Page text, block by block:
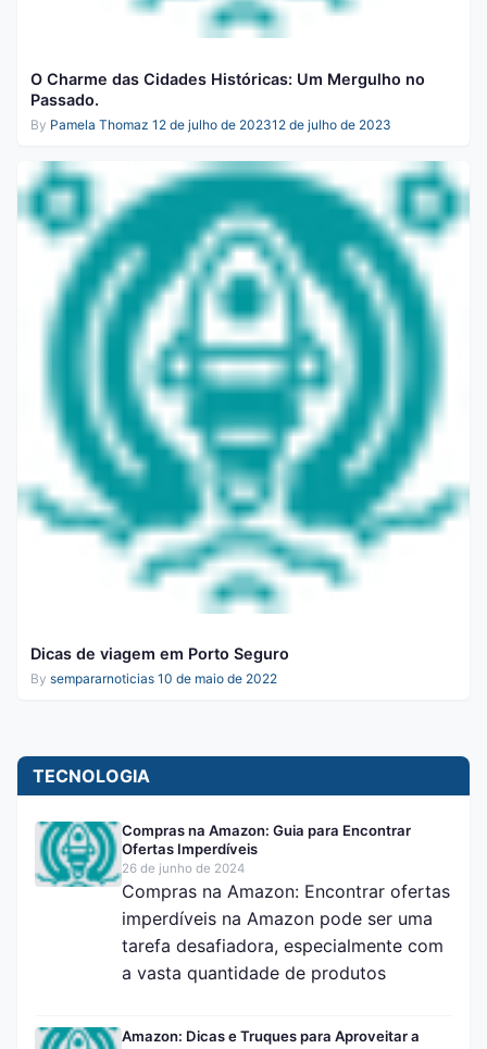
O Charme das Cidades Históricas: Um Mergulho no
Passado.
By Pamela Thomaz 12 de julho de 202312 de julho de 2023
Dicas de viagem em Porto Seguro
By sempararnoticias 10 de maio de 2022
TECNOLOGIA
Compras na Amazon: Guia para Encontrar
Ofertas Imperdíveis
26 de junho de 2024
Compras na Amazon: Encontrar ofertas
imperdíveis na Amazon pode ser uma
tarefa desafiadora, especialmente com
a vasta quantidade de produtos
Amazon: Dicas e Truques para Aproveitar a